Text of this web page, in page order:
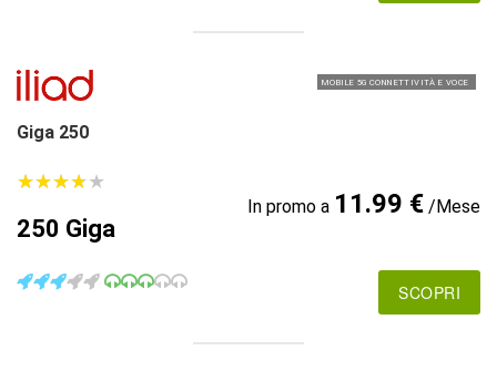
MOBILE 5G CONNETTIVITÀ E VOCE
Giga 250
★★★★★
★★★★★
250 Giga
In promo a 11.99 €/Mese
SCOPRI